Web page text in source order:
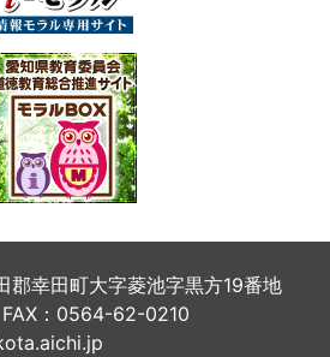
幸田町大字菱池字黒方19番地
：0564-62-0210